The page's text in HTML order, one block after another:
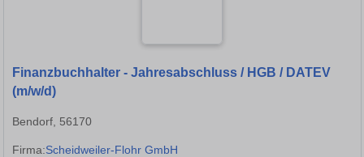
Finanzbuchhalter - Jahresabschluss / HGB / DATEV
(m/w/d)
Bendorf, 56170
Firma:Scheidweiler-Flohr GmbH